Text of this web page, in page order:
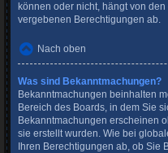
können oder nicht, hängt von
vergebenen Berechtigungen ab.
Nach oben
Was sind Bekanntmachungen?
Bekanntmachungen beinhalten
Bereich des Boards, in dem Sie
Bekanntmachungen erscheinen
sie erstellt wurden. Wie bei
Ihren Berechtigungen ab, ob Sie